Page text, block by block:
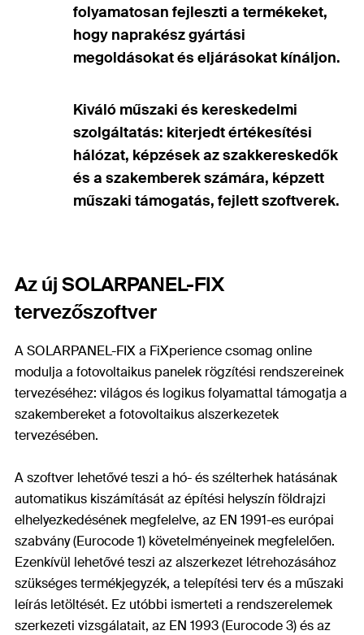
folyamatosan fejleszti a termékeket,
hogy naprakész gyártási
megoldásokat és eljárásokat kínáljon.
Kiváló műszaki és kereskedelmi
szolgáltatás: kiterjedt értékesítési
hálózat, képzések az szakkereskedők
és a szakemberek számára, képzett
műszaki támogatás, fejlett szoftverek.
Az új SOLARPANEL-FIX
tervezőszoftver
A SOLARPANEL-FIX a FiXperience csomag online
modulja a fotovoltaikus panelek rögzítési rendszereinek
tervezéséhez: világos és logikus folyamattal támogatja a
szakembereket a fotovoltaikus alszerkezetek
tervezésében.
A szoftver lehetővé teszi a hó- és szélterhek hatásának
automatikus kiszámítását az építési helyszín földrajzi
elhelyezkedésének megfelelve, az EN 1991-es európai
szabvány (Eurocode 1) követelményeinek megfelelően.
Ezenkívül lehetővé teszi az alszerkezet létrehozásához
szükséges termékjegyzék, a telepítési terv és a műszaki
leírás letöltését. Ez utóbbi ismerteti a rendszerelemek
szerkezeti vizsgálatait, az EN 1993 (Eurocode 3) és az